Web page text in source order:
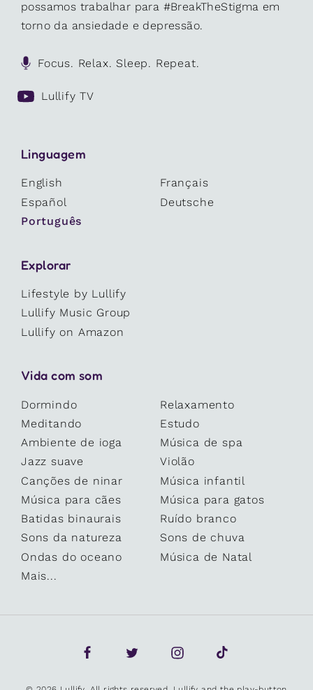
possamos trabalhar para #BreakTheStigma em
torno da ansiedade e depressão.
Focus. Relax. Sleep. Repeat.
Lullify TV
Linguagem
English
Français
Español
Deutsche
Português
Explorar
Lifestyle by Lullify
Lullify Music Group
Lullify on Amazon
Vida com som
Dormindo
Relaxamento
Meditando
Estudo
Ambiente de ioga
Música de spa
Jazz suave
Violão
Canções de ninar
Música infantil
Música para cães
Música para gatos
Batidas binaurais
Ruído branco
Sons da natureza
Sons de chuva
Ondas do oceano
Música de Natal
Mais...